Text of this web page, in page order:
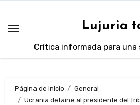
contenido
Lujuria
Crítica informada para
Página de inicio
General
Ucrania detaine al presidente del